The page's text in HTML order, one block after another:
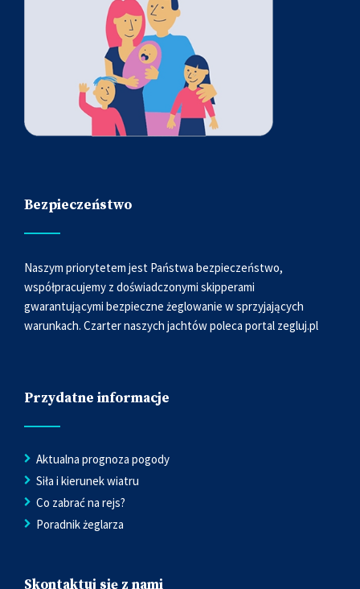
Bezpieczeństwo
Naszym priorytetem jest Państwa bezpieczeństwo,
współpracujemy z doświadczonymi skipperami
gwarantującymi bezpieczne żeglowanie w sprzyjających
warunkach. Czarter naszych jachtów poleca portal zegluj.pl
Przydatne informacje
Aktualna prognoza pogody
Siła i kierunek wiatru
Co zabrać na rejs?
Poradnik żeglarza
Skontaktuj się z nami